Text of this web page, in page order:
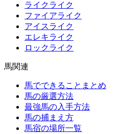
ライクライク
ファイアライク
アイスライク
エレキライク
ロックライク
馬関連
馬でできることまとめ
馬の厳選方法
最強馬の入手方法
馬の捕まえ方
馬宿の場所一覧